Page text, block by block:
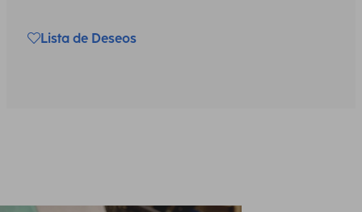
Lista de Deseos